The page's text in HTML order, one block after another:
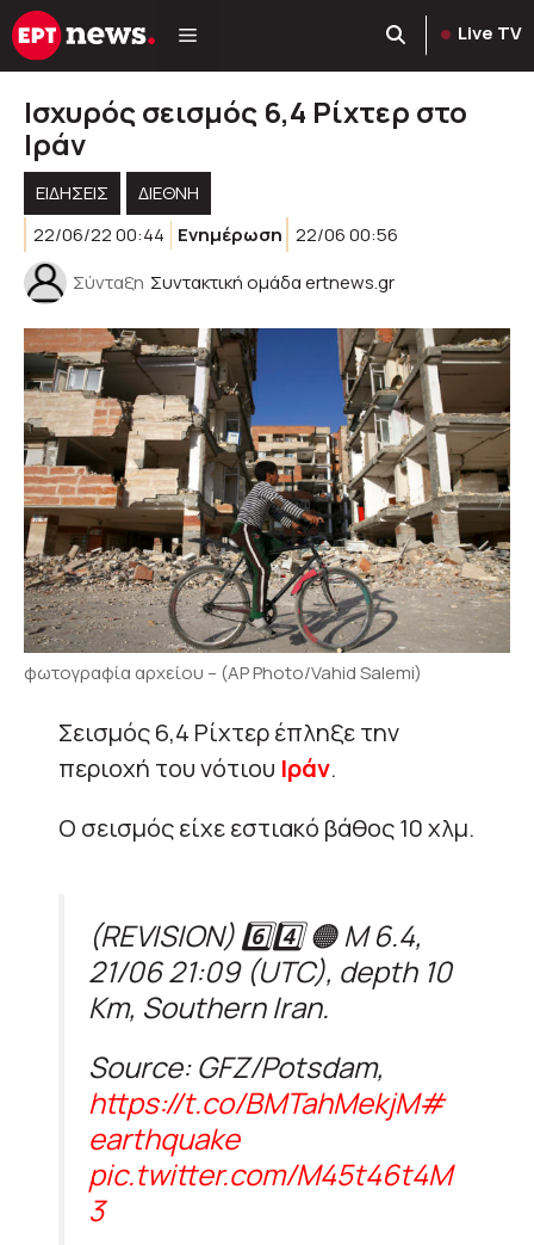
Μετάβαση
σε
Live TV
Ισχυρός σεισμός 6,4 Ρίχτερ στο
Ιράν
ΕΙΔΗΣΕΙΣ
ΔΙΕΘΝΗ
22/06/22 00:44
Ενημέρωση 22/06 00:56
Σύνταξη Συντακτική ομάδα ertnews.gr
φωτογραφία αρχείου – (AP Photo/Vahid Salemi)
Σεισμός 6,4 Ρίχτερ έπληξε την
περιοχή του νότιου Ιράν.
Ο σεισμός είχε εστιακό βάθος 10 χλμ.
(REVISION) 6️⃣4️⃣ 🟠 M 6.4,
21/06 21:09 (UTC), depth 10
Km, Southern Iran.
Source: GFZ/Potsdam,
https://t.co/BMTahMekjM#
earthquake
pic.twitter.com/M45t46t4M
3